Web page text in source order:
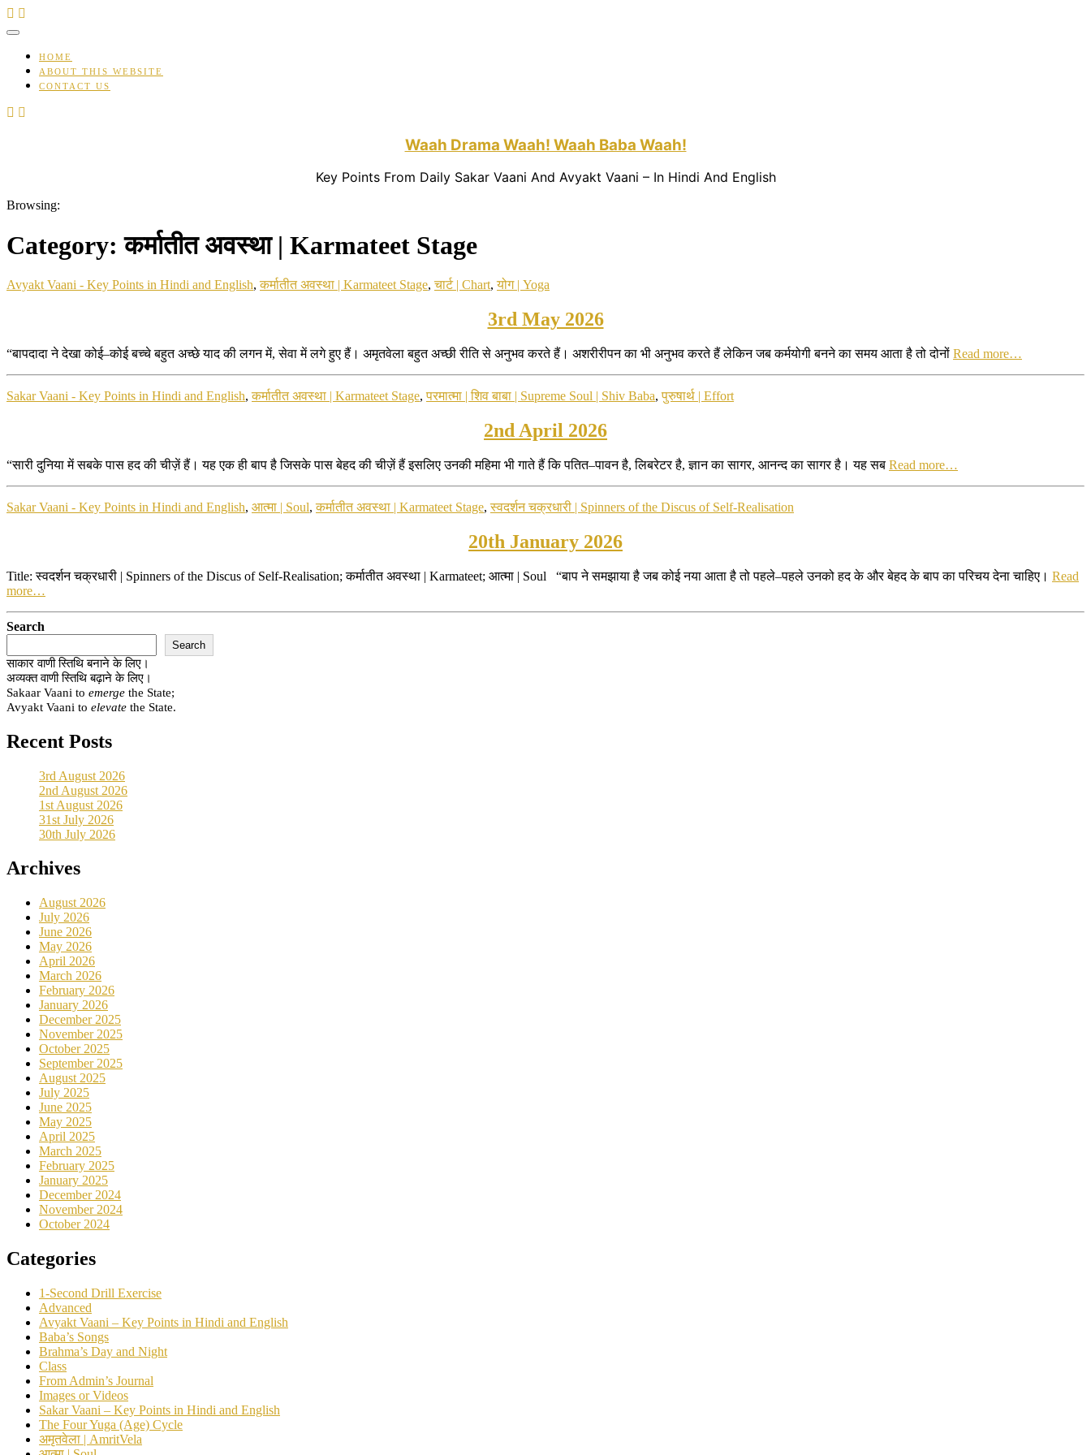
Skip
to
HOME
ABOUT THIS WEBSITE
CONTACT US
Waah Drama Waah! Waah Baba Waah!
Key Points From Daily Sakar Vaani And Avyakt Vaani – In Hindi And English
Browsing:
Category:कर्मातीत अवस्था | Karmateet Stage
Avyakt Vaani - Key Points in Hindi and English,कर्मातीत अवस्था | Karmateet Stage,चार्ट | Chart,योग | Yoga
3rd May 2026
“बापदादा ने देखा कोई–कोई बच्चे बहुत अच्छे याद की लगन में, सेवा में लगे हुए हैं। अमृतवेला बहुत अच्छी रीति से अनुभव करते हैं। अशरीरीपन का भी अनुभव करते हैं लेकिन जब कर्मयोगी बनने का समय आता है तो दोनों Read more…
Sakar Vaani - Key Points in Hindi and English,कर्मातीत अवस्था | Karmateet Stage,परमात्मा | शिव बाबा | Supreme Soul | Shiv Baba,पुरुषार्थ | Effort
2nd April 2026
“सारी दुनिया में सबके पास हद की चीज़ें हैं। यह एक ही बाप है जिसके पास बेहद की चीज़ें हैं इसलिए उनकी महिमा भी गाते हैं कि पतित–पावन है, लिबरेटर है, ज्ञान का सागर, आनन्द का सागर है। यह सब Read more…
Sakar Vaani - Key Points in Hindi and English, आत्मा | Soul,कर्मातीत अवस्था | Karmateet Stage,स्वदर्शन चक्रधारी | Spinners of the Discus of Self-Realisation
20th January 2026
Title: स्वदर्शन चक्रधारी | Spinners of the Discus of Self-Realisation; कर्मातीत अवस्था | Karmateet; आत्मा | Soul “बाप ने समझाया है जब कोई नया आता है तो पहले–पहले उनको हद के और बेहद के बाप का परिचय देना चाहिए। Read
more…
Search
Search
साकार वाणी स्तिथि बनाने के लिए।
अव्यक्त वाणी स्तिथि बढ़ाने के लिए।
Sakaar Vaani to emerge the State;
Avyakt Vaani to elevate the State.
Recent Posts
3rd August 2026
2nd August 2026
1st August 2026
31st July 2026
30th July 2026
Archives
August 2026
July 2026
June 2026
May 2026
April 2026
March 2026
February 2026
January 2026
December 2025
November 2025
October 2025
September 2025
August 2025
July 2025
June 2025
May 2025
April 2025
March 2025
February 2025
January 2025
December 2024
November 2024
October 2024
Categories
1-Second Drill Exercise
Advanced
Avyakt Vaani – Key Points in Hindi and English
Baba’s Songs
Brahma’s Day and Night
Class
From Admin’s Journal
Images or Videos
Sakar Vaani – Key Points in Hindi and English
The Four Yuga (Age) Cycle
अमृतवेला | AmritVela